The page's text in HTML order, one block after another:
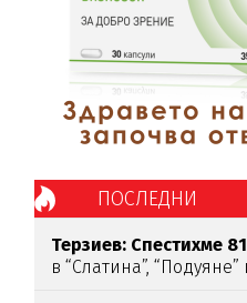
ПОСЛЕДНИ
Терзиев: Спестихме
в “Слатина”, “Подуяне”